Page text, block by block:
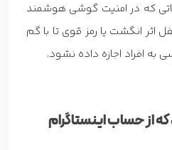
که در امنیت گوشی هوشمند
اثر انگشت یا رمز قوی تا با گم
افراد اجازه داده نشود.
از حساب اینستاگرام